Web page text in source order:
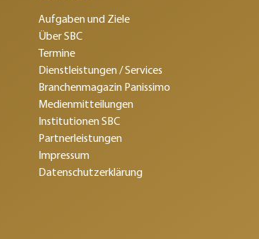
Aufgaben und Ziele
Über SBC
Termine
Dienstleistungen / Services
Branchenmagazin Panissimo
Medienmitteilungen
Institutionen SBC
Partnerleistungen
Impressum
Datenschutzerklärung